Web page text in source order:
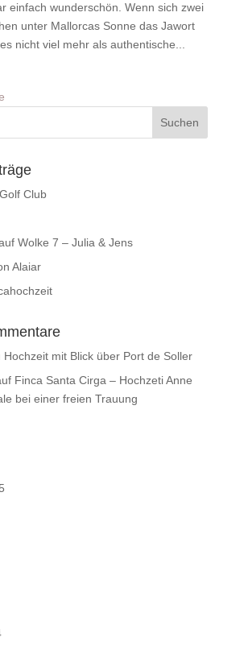
einfach wunderschön. Wenn sich zwei
unter Mallorcas Sonne das Jawort
nicht viel mehr als authentische...
Club
Wolke 7 – Julia & Jens
Alaiar
Hochzeit mit Blick über Port de Soller
Finca Santa Cirga – Hochzeti Anne
bei einer freien Trauung